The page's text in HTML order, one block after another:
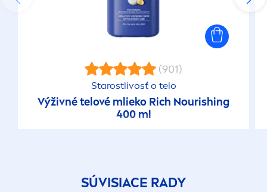
(901)
Starostlivosť o telo
Výživné telové mlieko Rich Nourishing
400 ml
SÚVISIACE RADY